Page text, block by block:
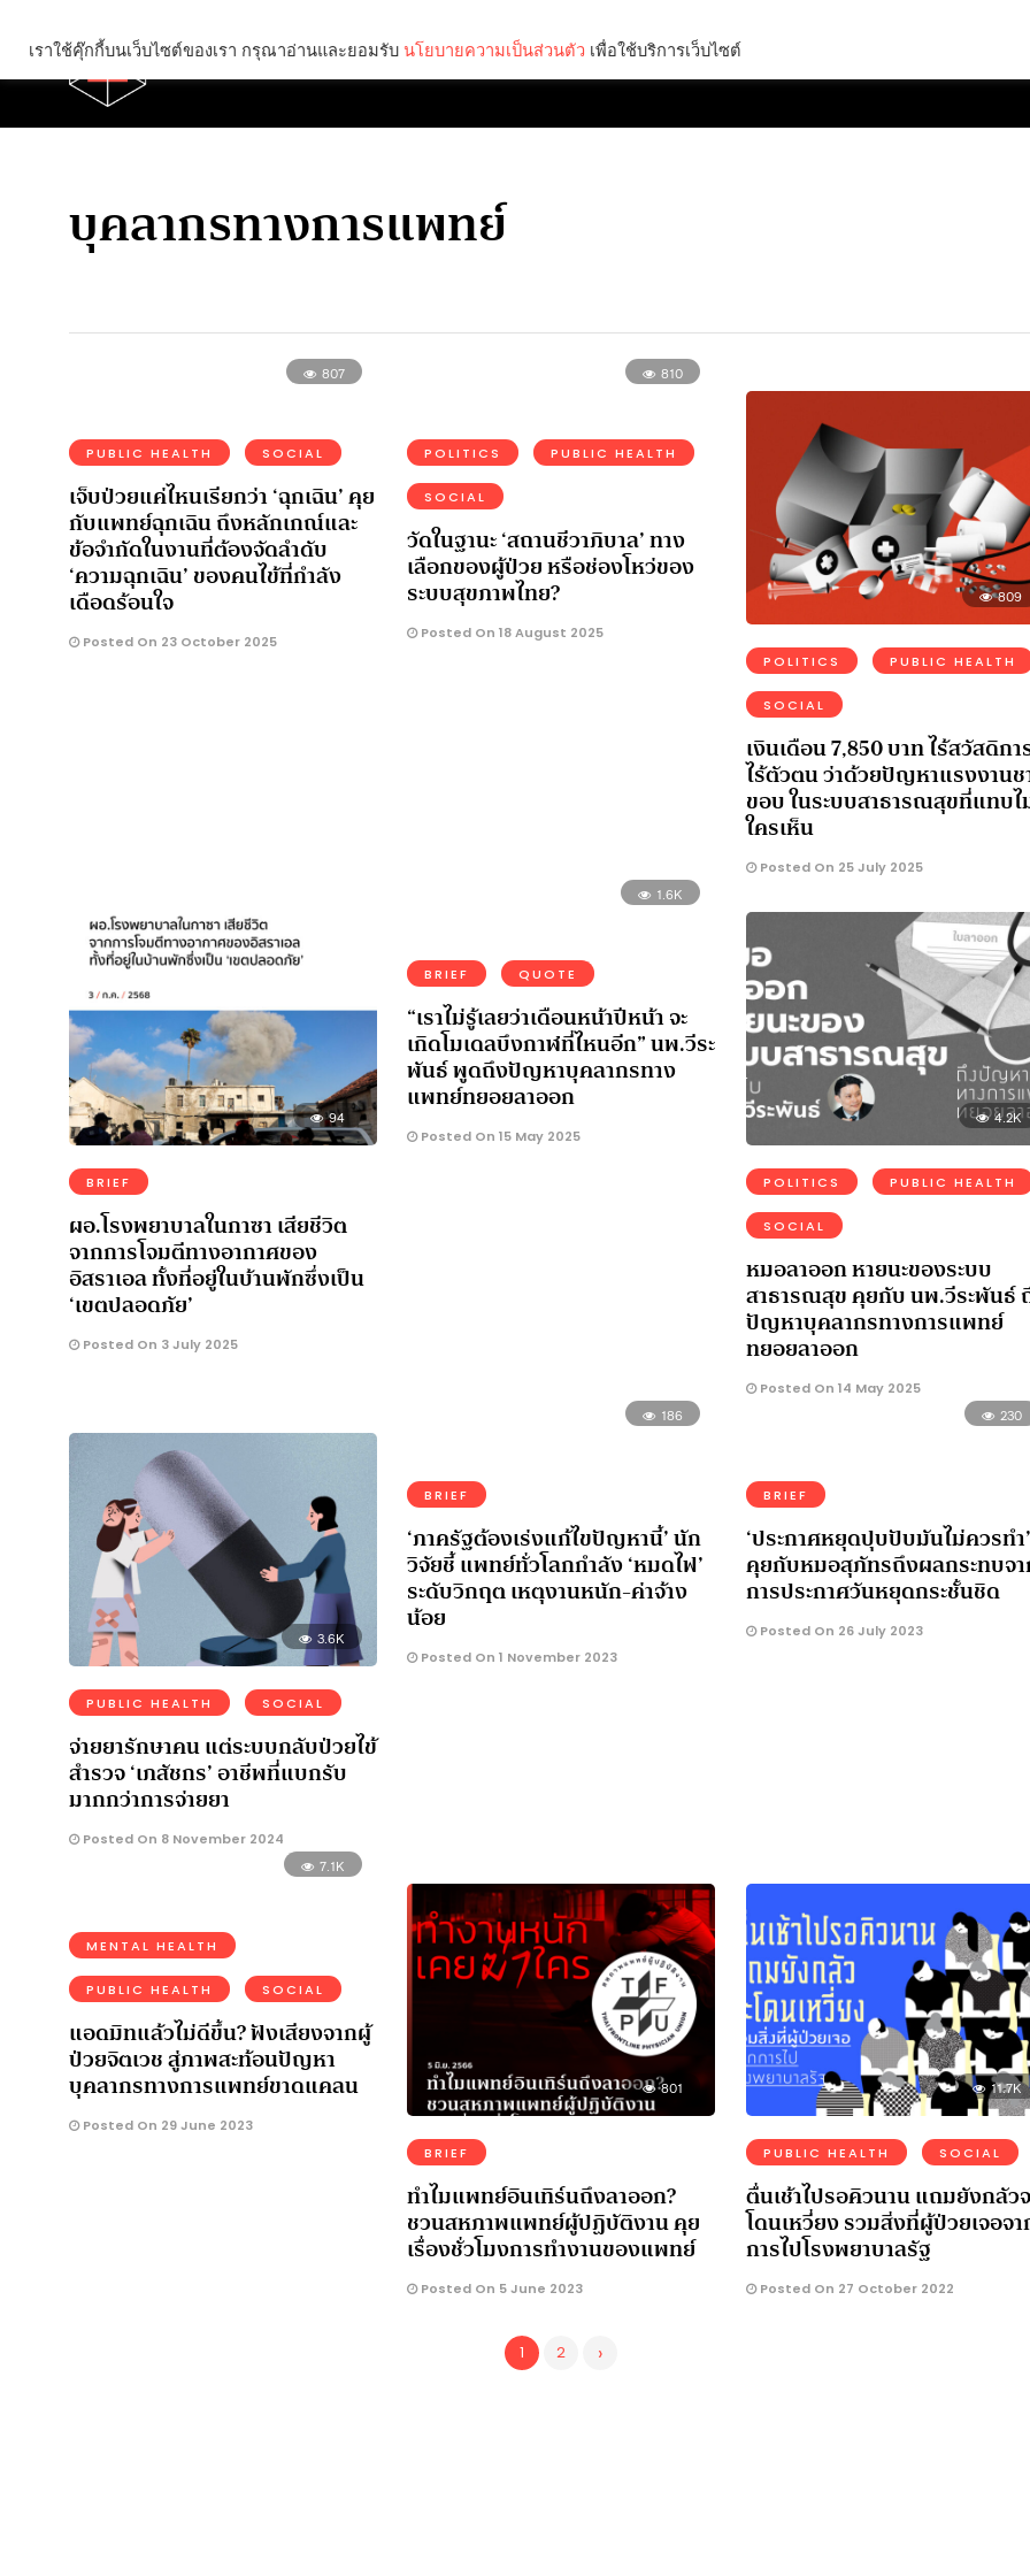
บุคลากรทางการแพทย์
807
PUBLIC HEALTH SOCIAL
เจ็บป่วยแค่ไหนเรียกว่า ‘ฉุกเฉิน’ คุย
กับแพทย์ฉุกเฉิน ถึงหลักเกณ์และ
ข้อจำกัดในงานที่ต้องจัดลำดับ
‘ความฉุกเฉิน’ ของคนไข้ที่กำลัง
เดือดร้อนใจ
Posted On 23 October 2025
810
POLITICS PUBLIC HEALTH
SOCIAL
วัดในฐานะ ‘สถานชีวาภิบาล’ ทาง
เลือกของผู้ป่วย หรือช่องโหว่ของ
ระบบสุขภาพไทย?
Posted On 18 August 2025
809
POLITICS PUBLIC HEALTH
SOCIAL
เงินเดือน 7,850 บาท ไร้สวัสดิกา
ไร้ตัวตน ว่าด้วยปัญหาแรงงานช
ขอบ ในระบบสาธารณสุขที่แทบ
ใครเห็น
Posted On 25 July 2025
94
BRIEF
ผอ.โรงพยาบาลในกาซา เสียชีวิต
จากการโจมตีทางอากาศของ
อิสราเอล ทั้งที่อยู่ในบ้านพักซึ่งเป็น
‘เขตปลอดภัย’
Posted On 3 July 2025
1.6K
BRIEF QUOTE
“เราไม่รู้เลยว่าเดือนหน้าปีหน้า จะ
เกิดโมเดลบึงกาฬที่ไหนอีก” นพ.วีระ
พันธ์ พูดถึงปัญหาบุคลากรทาง
แพทย์ทยอยลาออก
Posted On 15 May 2025
4.2K
POLITICS PUBLIC HEALTH
SOCIAL
หมอลาออก หายนะของระบบ
สาธารณสุข คุยกับ นพ.วีระพันธ์
ปัญหาบุคลากรทางการแพทย์
ทยอยลาออก
Posted On 14 May 2025
3.6K
PUBLIC HEALTH SOCIAL
จ่ายยารักษาคน แต่ระบบกลับป่วยไข้
สำรวจ ‘เภสัชกร’ อาชีพที่แบกรับ
มากกว่าการจ่ายยา
Posted On 8 November 2024
186
BRIEF
‘ภาครัฐต้องเร่งแก้ไขปัญหานี้’ นัก
วิจัยชี้ แพทย์ทั่วโลกกำลัง ‘หมดไฟ’
ระดับวิกฤต เหตุงานหนัก-ค่าจ้าง
น้อย
Posted On 1 November 2023
230
BRIEF
‘ประกาศหยุดปุบปับมันไม่ควรทำ’
คุยกับหมอสุภัทรถึงผลกระทบจ
การประกาศวันหยุดกระชั้นชิด
Posted On 26 July 2023
7.1K
MENTAL HEALTH
PUBLIC HEALTH SOCIAL
แอดมิทแล้วไม่ดีขึ้น? ฟังเสียงจากผู้
ป่วยจิตเวช สู่ภาพสะท้อนปัญหา
บุคลากรทางการแพทย์ขาดแคลน
Posted On 29 June 2023
801
BRIEF
ทำไมแพทย์อินเทิร์นถึงลาออก?
ชวนสหภาพแพทย์ผู้ปฏิบัติงาน คุย
เรื่องชั่วโมงการทำงานของแพทย์
Posted On 5 June 2023
11.7K
PUBLIC HEALTH SOCIAL
ตื่นเช้าไปรอคิวนาน แถมยังกลัว
โดนเหวี่ยง รวมสิ่งที่ผู้ป่วยเจอจ
การไปโรงพยาบาลรัฐ
Posted On 27 October 2022
1 2 ›
เราใช้คุ๊กกี้บนเว็บไซต์ของเรา กรุณาอ่านและยอมรับ นโยบายความเป็นส่วนตัว เพื่อใช้บริการเว็บไซต์